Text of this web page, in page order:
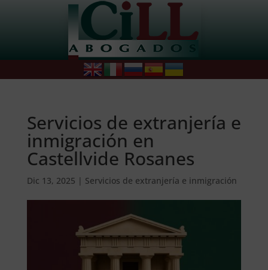
Servicios de extranjería e
inmigración en
Castellvide Rosanes
Dic 13, 2025 | Servicios de extranjería e inmigración